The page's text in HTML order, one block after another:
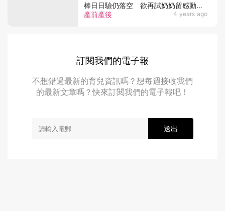
產前產後 4 years ago
棒日日驗仍落空 欲再試奶奶留感動字
條即崩潰
訂閱我們的電子報
不想錯過最新的育兒資訊嗎？想每週接收我們
的最新文章嗎？快來訂閱我們的電子報吧！
送出